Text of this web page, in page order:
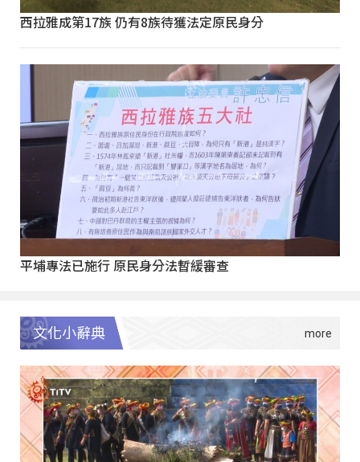
西拉雅成第17族 仍有8族待獲法定原民身分
平埔專法已施行 原民身分法暫緩審查
文化小辭典